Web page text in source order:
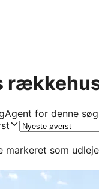
for denne
som